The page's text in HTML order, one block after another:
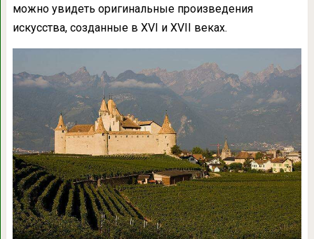
можно увидеть оригинальные произведения
искусства, созданные в XVI и XVII веках.